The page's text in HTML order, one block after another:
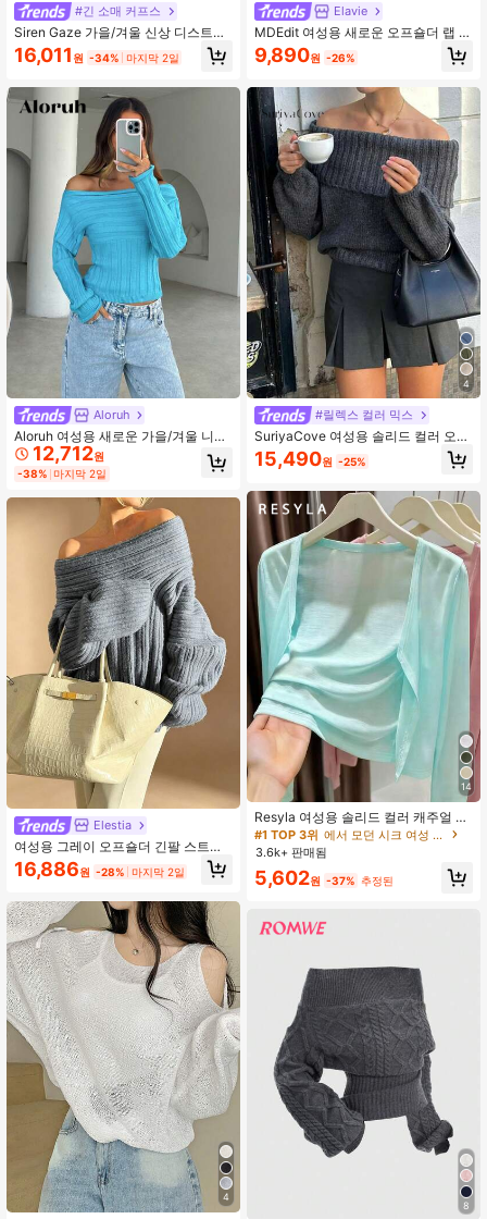
#긴 소매 커프스
Siren Gaze 가을/겨울 신상 디스트레
스드 오프숄더 프린지 여성용 스웨터
16,011 원 -34% 마지막 2일
Aloruh
Aloruh 여성용 새로운 가을/겨울 니트
스웨터, 달콤하고 섹시한 오프숄더 빈
티지 리브 슬림핏 긴팔 블루-그린 베
이스 레이어 스웨터
12,712원
-38% 마지막 2일
Elestia
여성용 그레이 오프숄더 긴팔 스트라
이프 텍스처 니트 스웨터, 프렌치 우아
한 섹시 캐주얼 다용도 데이트 휴가 외
16,886원 -28% 마지막 2일
4
Elavie
MDEdit 여성용 새로운 오프숄더 랩 롱
스웨터, 밀키 화이트, 가을/겨울
9,890원 -26%
4
#릴렉스 컬러 믹스
SuriyaCove 여성용 솔리드 컬러 오프
숄더 긴팔 루즈 캐주얼 스웨터, 가을/
겨울, 긴팔 상의, 니트 풀오버 가을
15,490원 -25%
14
Resyla 여성용 솔리드 컬러 캐주얼 경
량 가디건, 봄/여름
#1 TOP 3위
에서 모던 시크 여성 니트웨어
3.6k+ 판매됨
5,602원 -37% 추정된
8